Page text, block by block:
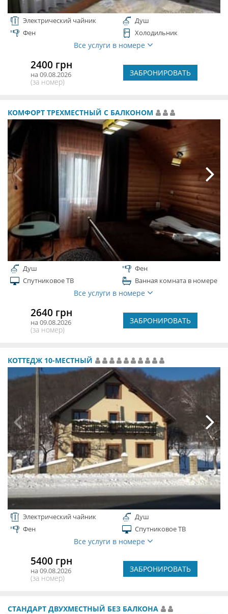
Электрический чайник
Душ
Фен
Холодильник
Все услуги в номере
2400 грн
на 09.08.2026
(за номер)
ЗАБРОНИРОВАТЬ
КОМФОРТ ТРЕХМЕСТНЫЙ С БАЛКОНОМ
Душ
Фен
Спутниковое ТВ
Ванная комната в номере
Все услуги в номере
2640 грн
на 09.08.2026
(за номер)
ЗАБРОНИРОВАТЬ
КОТТЕДЖ 10-МЕСТНЫЙ
Электрический чайник
Душ
Фен
Спутниковое ТВ
Все услуги в номере
5400 грн
на 09.08.2026
(за номер)
ЗАБРОНИРОВАТЬ
СТАНДАРТ ДВУХМЕСТНЫЙ БЕЗ БАЛКОНА